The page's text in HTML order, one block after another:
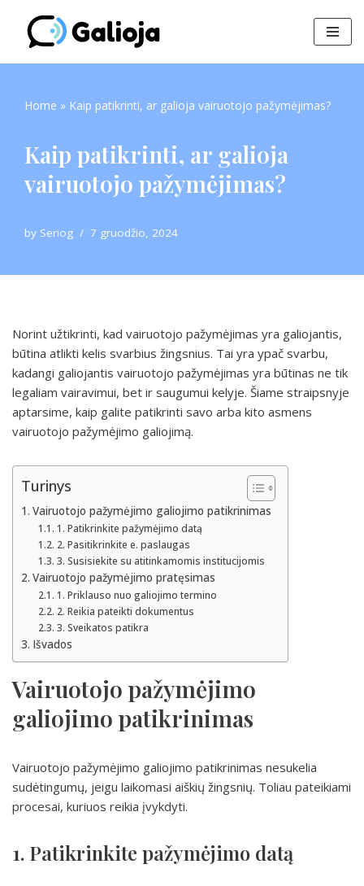
Skip
to
Home » Kaip patikrinti, ar galioja vairuotojo pažymėjimas?
Kaip patikrinti, ar galioja
vairuotojo pažymėjimas?
by Seriog 7 gruodžio, 2024
Norint užtikrinti, kad vairuotojo pažymėjimas yra galiojantis,
būtina atlikti kelis svarbius žingsnius. Tai yra ypač svarbu,
kadangi galiojantis vairuotojo pažymėjimas yra būtinas ne tik
legaliam vairavimui, bet ir saugumui kelyje. Šiame straipsnyje
aptarsime, kaip galite patikrinti savo arba kito asmens
vairuotojo pažymėjimo galiojimą.
Turinys
Vairuotojo pažymėjimo galiojimo patikrinimas
1. Patikrinkite pažymėjimo datą
2. Pasitikrinkite e. paslaugas
3. Susisiekite su atitinkamomis institucijomis
Vairuotojo pažymėjimo pratęsimas
1. Priklauso nuo galiojimo termino
2. Reikia pateikti dokumentus
3. Sveikatos patikra
Išvados
Vairuotojo pažymėjimo
galiojimo patikrinimas
Vairuotojo pažymėjimo galiojimo patikrinimas nesukelia
sudėtingumų, jeigu laikomasi aiškių žingsnių. Toliau pateikiami
procesai, kuriuos reikia įvykdyti.
1. Patikrinkite pažymėjimo datą